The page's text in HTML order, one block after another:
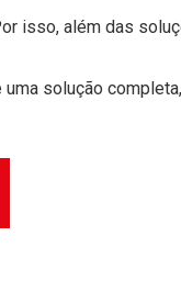
isso, além das
solução